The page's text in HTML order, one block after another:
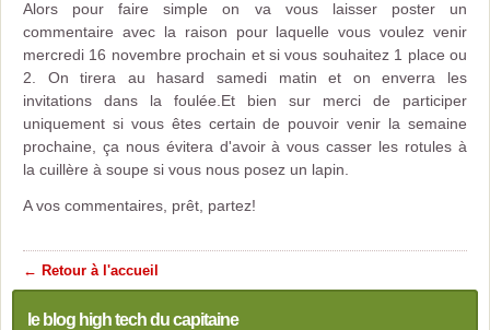
Alors pour faire simple on va vous laisser poster un
commentaire avec la raison pour laquelle vous voulez venir
mercredi 16 novembre prochain et si vous souhaitez 1 place ou
2. On tirera au hasard samedi matin et on enverra les
invitations dans la foulée.Et bien sur merci de participer
uniquement si vous êtes certain de pouvoir venir la semaine
prochaine, ça nous évitera d'avoir à vous casser les rotules à
la cuillère à soupe si vous nous posez un lapin.
A vos commentaires, prêt, partez!
← Retour à l'accueil
le blog high tech du capitaine